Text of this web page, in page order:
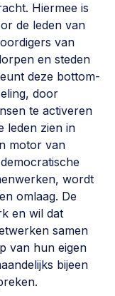
maken >
>
netwerken
>
Hiermee is
de leden van
van
en steden
deze bottom-
door
te activeren
leden zien in
motor van
wordt
omlaag. De
en wil dat
samen
van hun eigen
bijeen